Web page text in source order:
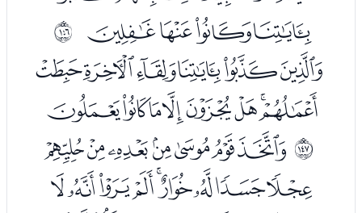
ﮗﮘﮙﮚ ﲑ
ﮜﮝﮞﮟﮠﮡ
ﮢﮣﮤﮥﮦﮧﮨﮩ
ﲒ ﮫﮬﮭﮮﮯﮰﮱ
ﯓﯔﯕﯖﯗﯘﯙﯚﯛ